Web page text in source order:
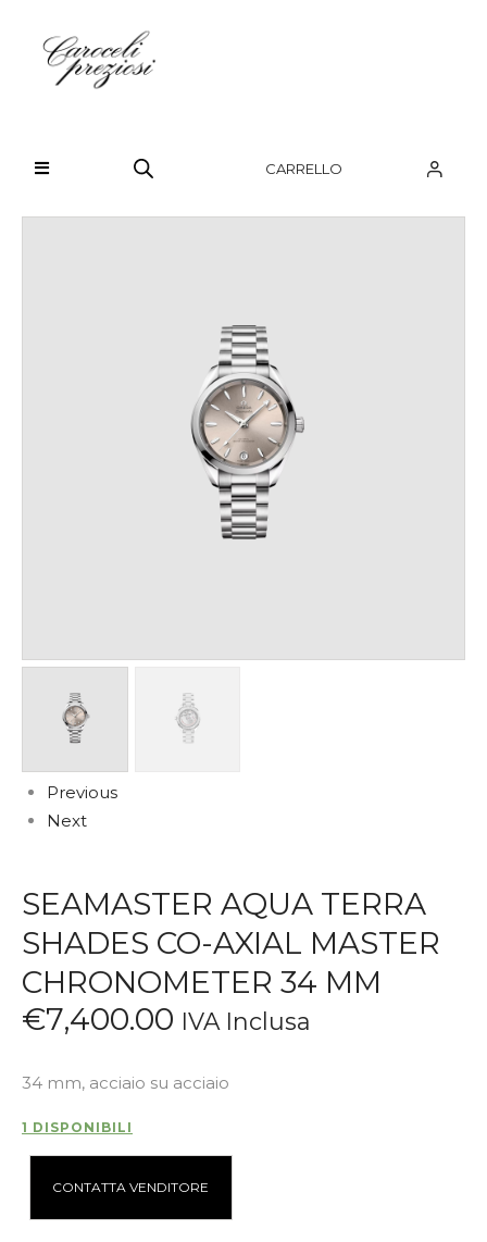
CARRELLO
CHI SIAMO
BRAND
CONTATTI
Previous
Next
SEAMASTER AQUA TERRA
SHADES CO-AXIAL MASTER
CHRONOMETER 34 MM
€7,400.00 IVA Inclusa
34 mm, acciaio su acciaio
1 DISPONIBILI
CONTATTA VENDITORE
t